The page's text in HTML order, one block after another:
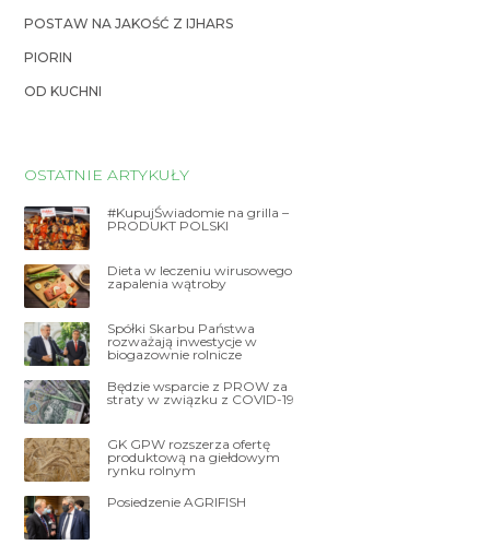
POSTAW NA JAKOŚĆ Z IJHARS
PIORIN
OD KUCHNI
OSTATNIE ARTYKUŁY
#KupujŚwiadomie na grilla –
PRODUKT POLSKI
Dieta w leczeniu wirusowego
zapalenia wątroby
Spółki Skarbu Państwa
rozważają inwestycje w
biogazownie rolnicze
Będzie wsparcie z PROW za
straty w związku z COVID-19
GK GPW rozszerza ofertę
produktową na giełdowym
rynku rolnym
Posiedzenie AGRIFISH